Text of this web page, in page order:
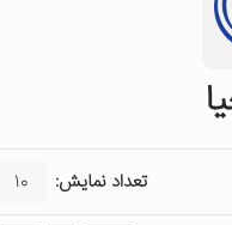
تعداد نمایش: